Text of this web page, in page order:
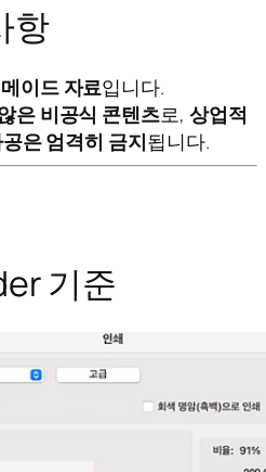
항
이드 자료입니다.
은 비공식 콘텐츠로, 상업적
은 엄격히 금지됩니다.
기준